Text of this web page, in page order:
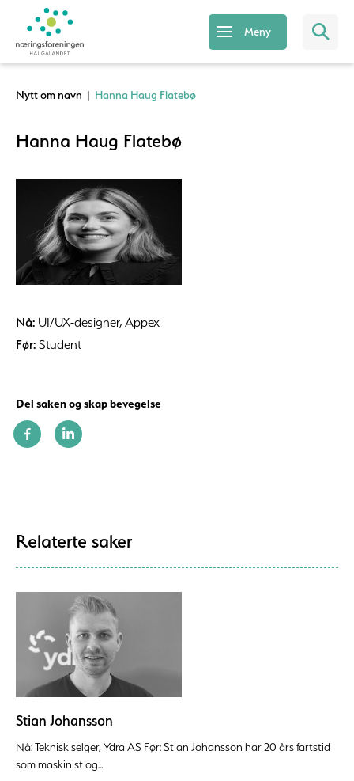
Meny
Nytt om navn | Hanna Haug Flatebø
Hanna Haug Flatebø
Nå: UI/UX-designer, Appex
Før: Student
Del saken og skap bevegelse
Relaterte saker
Stian Johansson
Nå: Teknisk selger, Ydra AS Før: Stian Johansson har 20 års fartstid
som maskinist og...